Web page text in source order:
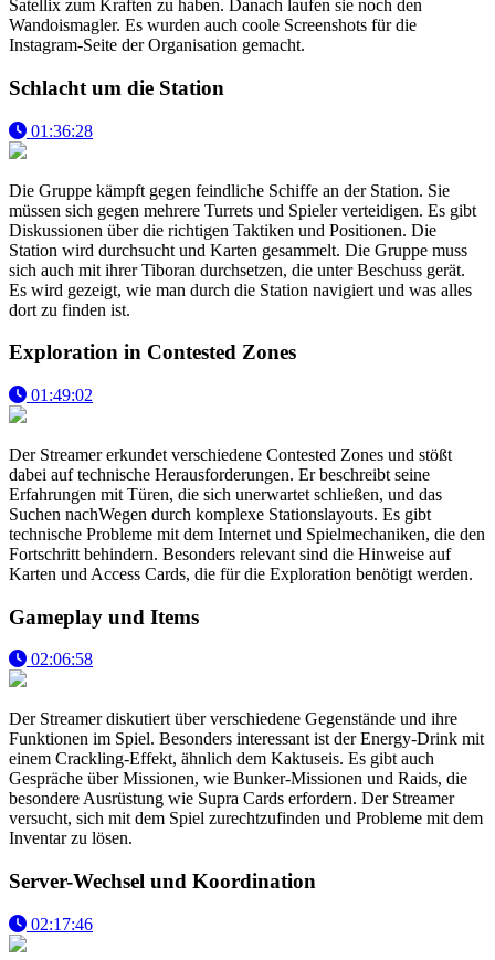
Satellix zum Kraften zu haben. Danach laufen sie noch den
Wandoismagler. Es wurden auch coole Screenshots für die
Instagram-Seite der Organisation gemacht.
Schlacht um die Station
01:36:28
Die Gruppe kämpft gegen feindliche Schiffe an der Station. Sie
müssen sich gegen mehrere Turrets und Spieler verteidigen. Es gibt
Diskussionen über die richtigen Taktiken und Positionen. Die
Station wird durchsucht und Karten gesammelt. Die Gruppe muss
sich auch mit ihrer Tiboran durchsetzen, die unter Beschuss gerät.
Es wird gezeigt, wie man durch die Station navigiert und was alles
dort zu finden ist.
Exploration in Contested Zones
01:49:02
Der Streamer erkundet verschiedene Contested Zones und stößt
dabei auf technische Herausforderungen. Er beschreibt seine
Erfahrungen mit Türen, die sich unerwartet schließen, und das
Suchen nachWegen durch komplexe Stationslayouts. Es gibt
technische Probleme mit dem Internet und Spielmechaniken, die den
Fortschritt behindern. Besonders relevant sind die Hinweise auf
Karten und Access Cards, die für die Exploration benötigt werden.
Gameplay und Items
02:06:58
Der Streamer diskutiert über verschiedene Gegenstände und ihre
Funktionen im Spiel. Besonders interessant ist der Energy-Drink mit
einem Crackling-Effekt, ähnlich dem Kaktuseis. Es gibt auch
Gespräche über Missionen, wie Bunker-Missionen und Raids, die
besondere Ausrüstung wie Supra Cards erfordern. Der Streamer
versucht, sich mit dem Spiel zurechtzufinden und Probleme mit dem
Inventar zu lösen.
Server-Wechsel und Koordination
02:17:46